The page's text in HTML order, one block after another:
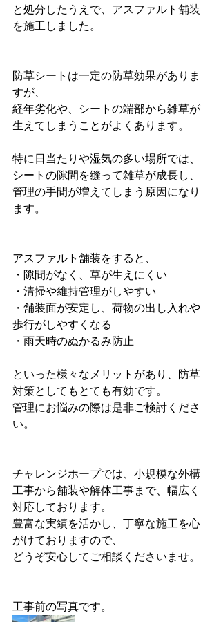
と処分したうえで、アスファルト舗装
を施工しました。
防草シートは一定の防草効果がありま
すが、
経年劣化や、シートの端部から雑草が
生えてしまうことがよくあります。
特に日当たりや湿気の多い場所では、
シートの隙間を縫って雑草が成長し、
管理の手間が増えてしまう原因になり
ます。
アスファルト舗装をすると、
・隙間がなく、草が生えにくい
・清掃や維持管理がしやすい
・舗装面が安定し、荷物の出し入れや
歩行がしやすくなる
・雨天時のぬかるみ防止
といった様々なメリットがあり、防草
対策としてもとても有効です。
管理にお悩みの際は是非ご検討くださ
い。
チャレンジホープでは、小規模な外構
工事から舗装や解体工事まで、幅広く
対応しております。
豊富な実績を活かし、丁寧な施工を心
がけておりますので、
どうぞ安心してご相談くださいませ。
工事前の写真です。